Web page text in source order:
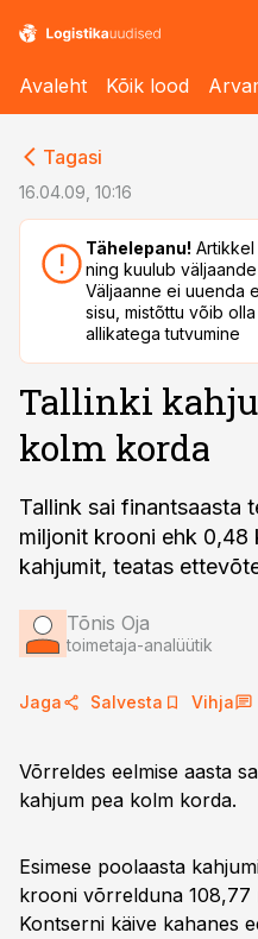
Avaleht Kõik lood
Tagasi
16.04.09, 10:16
Tähelepanu! Artikkel
ning kuulub
Väljaanne ei uuenda
sisu, mistõttu võib
allikatega tutvumine
Tallinki
kolm korda
Tallink sai finantsaasta
miljonit krooni ehk 0,48
kahjumit, teatas
Tõnis Oja
toimetaja-analüütik
Jaga Salvesta Vihja
Võrreldes eelmise aasta
kahjum pea kolm korda.
Esimese poolaasta
krooni võrrelduna 108,77
Kontserni käive kahanes